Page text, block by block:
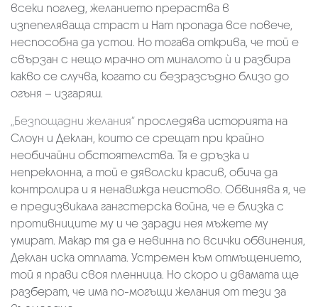
всеки поглед, желанието прераства в
изпепеляваща страст и Нат пропада все повече,
неспособна да устои. Но тогава открива, че той е
свързан с нещо мрачно от миналото ѝ и разбира
какво се случва, когато си безразсъдно близо до
огъня – изгаряш.
„Безпощадни желания“ проследява историята на
Слоун и Деклан, които се срещат при крайно
необичайни обстоятелства. Тя е дръзка и
непреклонна, а той е дяволски красив, обича да
контролира и я ненавижда неистово. Обвинява я, че
е предизвикала гангстерска война, че е близка с
противниците му и че заради нея мъжете му
умират. Макар тя да е невинна по всички обвинения,
Деклан иска отплата. Устремен към отмъщението,
той я прави своя пленница. Но скоро и двамата ще
разберат, че има по-могъщи желания от тези за